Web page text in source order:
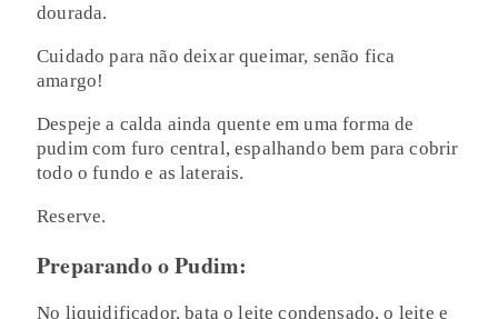
dourada.
Cuidado para não deixar queimar, senão fica
amargo!
Despeje a calda ainda quente em uma forma de
pudim com furo central, espalhando bem para cobrir
todo o fundo e as laterais.
Reserve.
Preparando o Pudim:
No liquidificador, bata o leite condensado, o leite e